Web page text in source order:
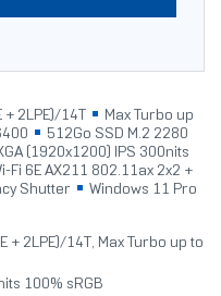
+ 2LPE)/14T
Max Turbo up
512Go SSD M.2 2280
(1920x1200) IPS 300nits
Fi 6E AX211 802.11ax 2x2 +
Shutter Windows 11 Pro
+ 2LPE)/14T, Max Turbo up to
100% sRGB